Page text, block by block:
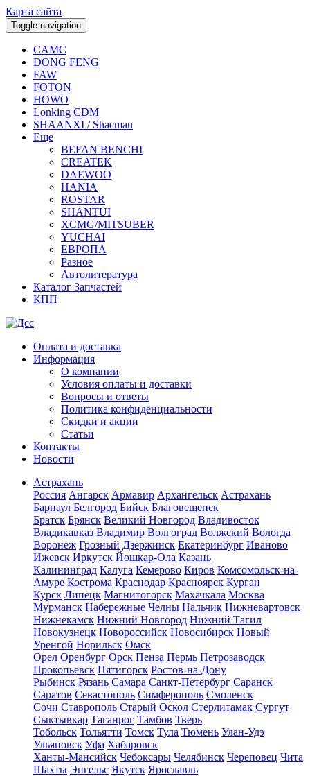
Карта сайта
Toggle navigation
CAMC
DONG FENG
FAW
FOTON
HOWO
Lonking CDM
SHAANXI / Shacman
Еще
BEFAN BENCHI
CREATEK
DAEWOO
HANIA
ROSTAR
SHANTUI
XCMG/MITSUBER
YUCHAI
ЕВРОПА
Разное
Aвтолитература
Каталог Запчастей
КПП
Оплата и доставка
Информация
О компании
Условия оплаты и доставки
Вопросы и ответы
Политика конфиденциальности
Скидки и акции
Статьи
Контакты
Новости
Астрахань
Россия Ангарск Армавир Архангельск Астрахань
Барнаул Белгород Бийск Благовещенск
Братск Брянск Великий Новгород Владивосток
Владикавказ Владимир Волгоград Волжский Вологда
Воронеж Грозный Дзержинск Екатеринбург Иваново
Ижевск Иркутск Йошкар-Ола Казань
Калининград Калуга Кемерово Киров Комсомольск-на-
Амуре Кострома Краснодар Красноярск Курган
Курск Липецк Магнитогорск Махачкала Москва
Мурманск Набережные Челны Нальчик Нижневартовск
Нижнекамск Нижний Новгород Нижний Тагил
Новокузнецк Новороссийск Новосибирск Новый
Уренгой Норильск Омск
Орел Оренбург Орск Пенза Пермь Петрозаводск
Прокопьевск Пятигорск Ростов-на-Дону
Рыбинск Рязань Самара Санкт-Петербург Саранск
Саратов Севастополь Симферополь Смоленск
Сочи Ставрополь Старый Оскол Стерлитамак Сургут
Сыктывкар Таганрог Тамбов Тверь
Тобольск Тольятти Томск Тула Тюмень Улан-Удэ
Ульяновск Уфа Хабаровск
Ханты-Мансийск Чебоксары Челябинск Череповец Чита
Шахты Энгельс Якутск Ярославль